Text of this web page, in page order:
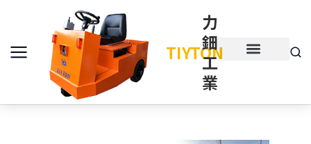
TIYTON
力
鈿
工
業